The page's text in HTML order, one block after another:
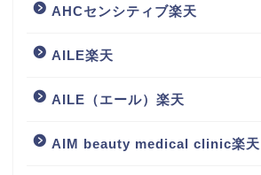
AHCセンシティブ楽天
AILE楽天
AILE（エール）楽天
AIM beauty medical clinic楽天